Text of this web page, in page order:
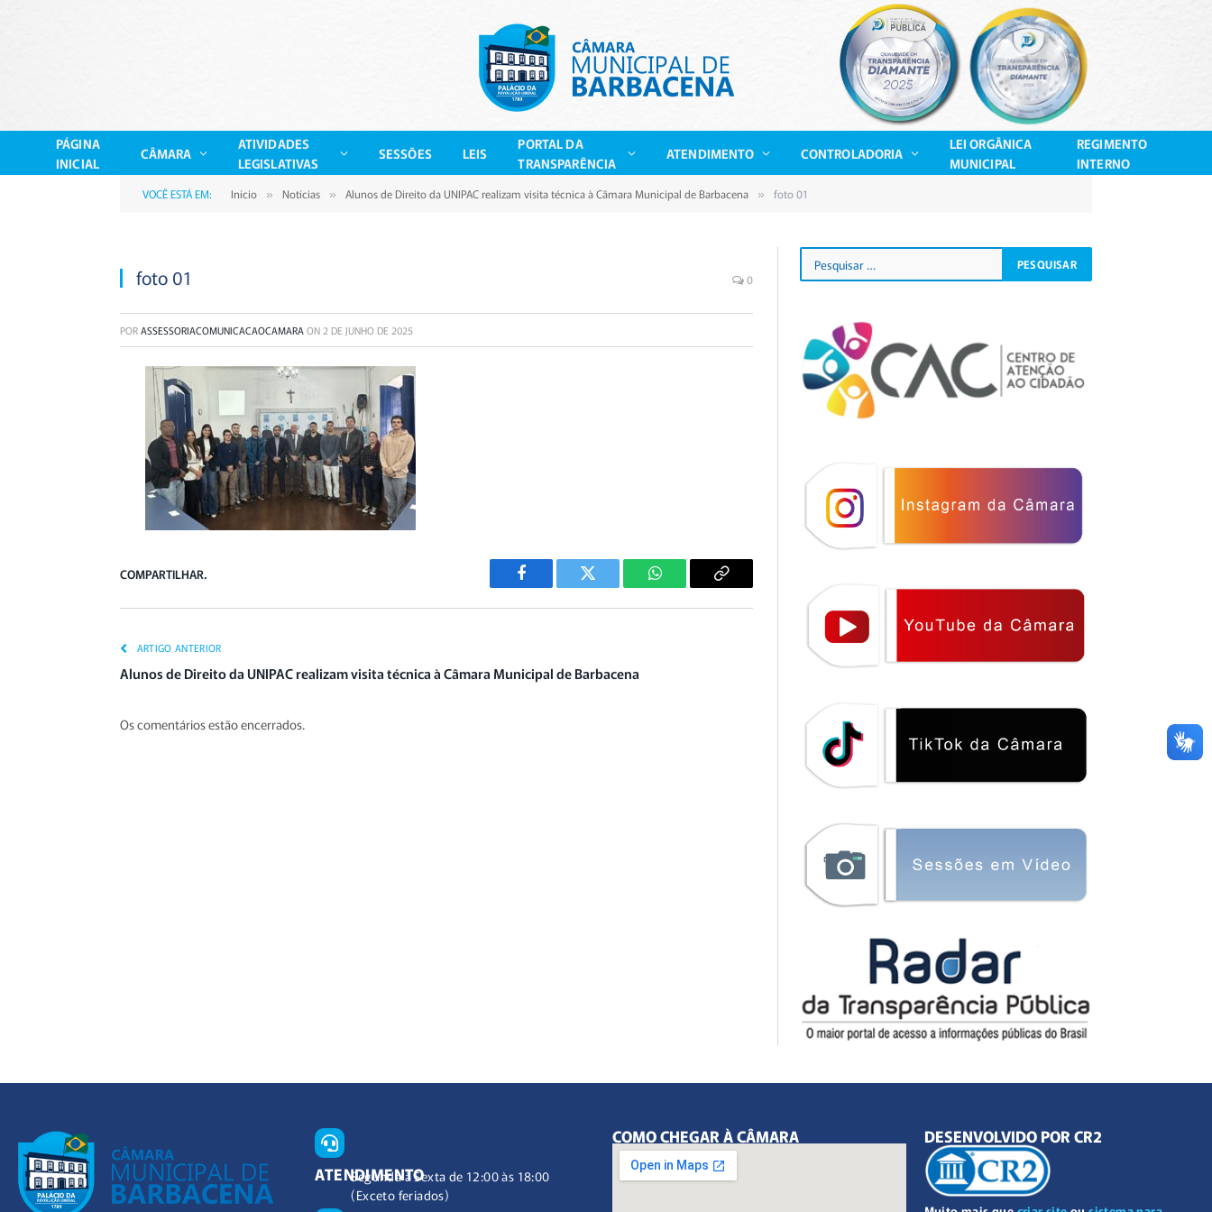
PÁGINA
INICIAL
CÂMARA
ATIVIDADES
LEGISLATIVAS
SESSÕES LEIS
PORTAL DA
TRANSPARÊNCIA
ATENDIMENTO CONTROLADORIA
LEI ORGÂNICA
MUNICIPAL
REGIMENTO
INTERNO
VOCÊ ESTÁ EM: Início » Notícias » Alunos de Direito da UNIPAC realizam visita técnica à Câmara Municipal de Barbacena » foto 01
foto 01 0
PORASSESSORIACOMUNICACAOCAMARAON 2 DE JUNHO DE 2025
COMPARTILHAR.
Facebook Twitter WhatsAppCopiar
ARTIGO ANTERIOR
Alunos de Direito da UNIPAC realizam visita técnica à Câmara Municipal de Barbacena
Os comentários estão encerrados.
ATENDIMENTO
Segunda à Sexta de 12:00 às 18:00
(Exceto feriados)
COMO CHEGAR À CÂMARA DESENVOLVIDO POR CR2